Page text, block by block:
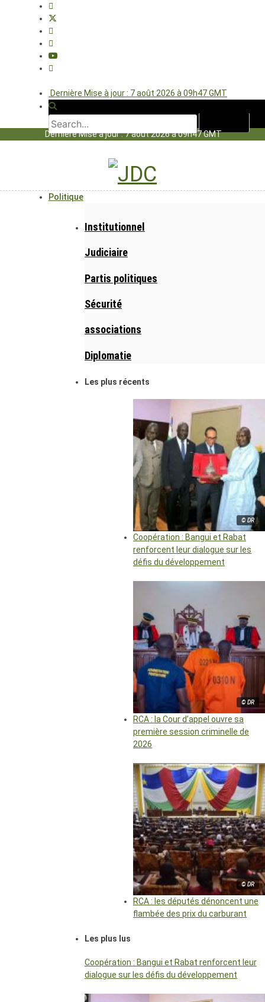
Dernière Mise à jour : 7 août 2026 à 09h47 GMT
Dernière Mise à jour : 7 août 2026 à 09h47 GMT
Politique
Institutionnel
Judiciaire
Partis politiques
Sécurité
associations
Diplomatie
Les plus récents
© DR
Coopération : Bangui et Rabat
renforcent leur dialogue sur les
défis du développement
© DR
RCA : la Cour d’appel ouvre sa
première session criminelle de
2026
© DR
RCA : les députés dénoncent une
flambée des prix du carburant
Les plus lus
Coopération : Bangui et Rabat renforcent leur
dialogue sur les défis du développement